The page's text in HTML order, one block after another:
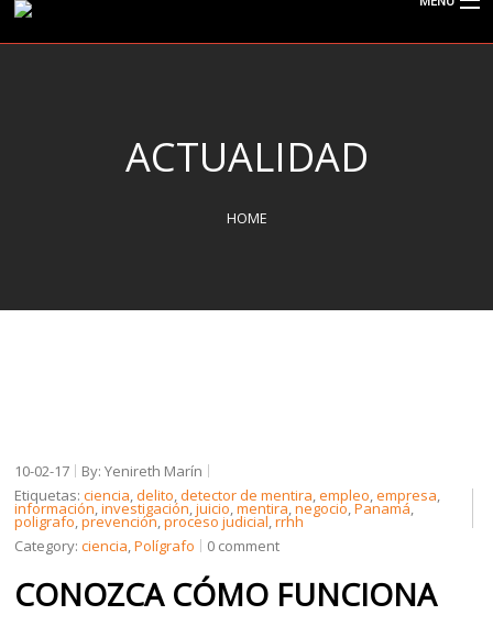
CREDENCIALES
ACTUALIDAD
HOME
10-02-17
By: Yenireth Marín
Etiquetas:ciencia,delito,detector de mentira,empleo,empresa,
información,investigación,juicio,mentira,negocio,Panamá,
poligrafo,prevención,proceso judicial,rrhh
Category:ciencia,Polígrafo 0 comment
CONOZCA CÓMO FUNCIONA